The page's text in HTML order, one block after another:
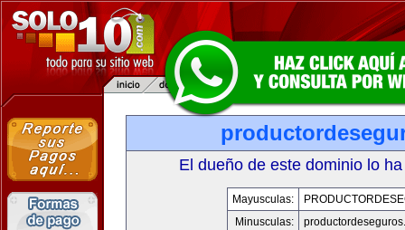
El dueño de este dominio lo
Mayusculas:
Minusculas: